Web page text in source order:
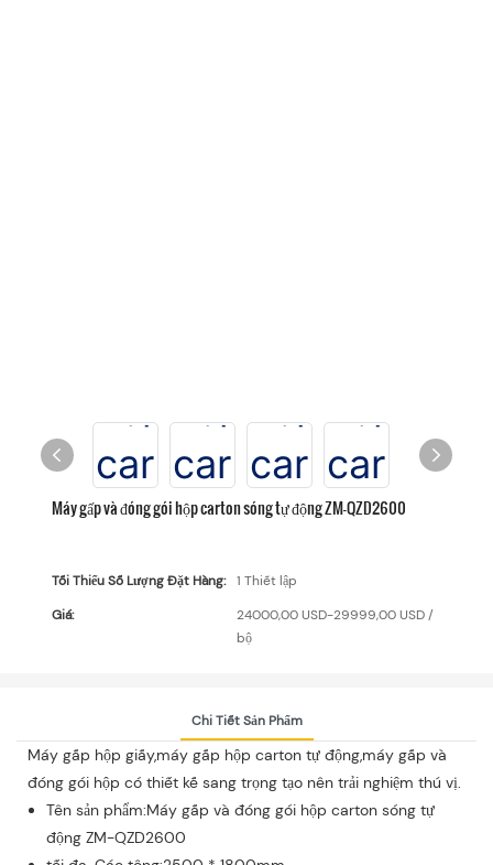
Máy gấp và đóng gói hộp carton sóng tự động ZM-QZD2600
Tối Thiểu Số Lượng Đặt Hàng:
1 Thiết lập
Giá:
24000,00 USD-29999,00 USD /
bộ
Chi Tiết Sản Phẩm
Máy gấp hộp giấy,máy gấp hộp carton tự động,máy gấp và
đóng gói hộp có thiết kế sang trọng tạo nên trải nghiệm thú vị.
Tên sản phẩm:Máy gấp và đóng gói hộp carton sóng tự
động ZM-QZD2600